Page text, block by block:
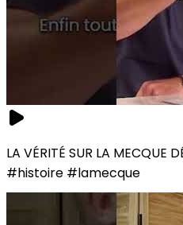
LA VÉRITÉ SUR LA MECQUE
#histoire #lamecque